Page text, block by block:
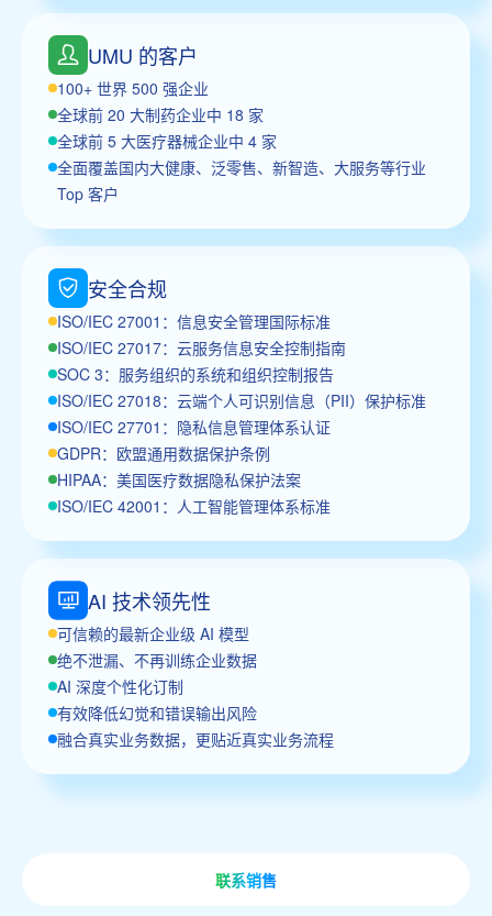
UMU 的客户
100+ 世界 500 强企业
全球前 20 大制药企业中 18 家
全球前 5 大医疗器械企业中 4 家
全面覆盖国内大健康、泛零售、新智造、大服务等行业
Top 客户
安全合规
ISO/IEC 27001：信息安全管理国际标准
ISO/IEC 27017：云服务信息安全控制指南
SOC 3：服务组织的系统和组织控制报告
ISO/IEC 27018：云端个人可识别信息（PII）保护标准
ISO/IEC 27701：隐私信息管理体系认证
GDPR：欧盟通用数据保护条例
HIPAA：美国医疗数据隐私保护法案
ISO/IEC 42001：人工智能管理体系标准
AI 技术领先性
可信赖的最新企业级 AI 模型
绝不泄漏、不再训练企业数据
AI 深度个性化订制
有效降低幻觉和错误输出风险
融合真实业务数据，更贴近真实业务流程
联系销售